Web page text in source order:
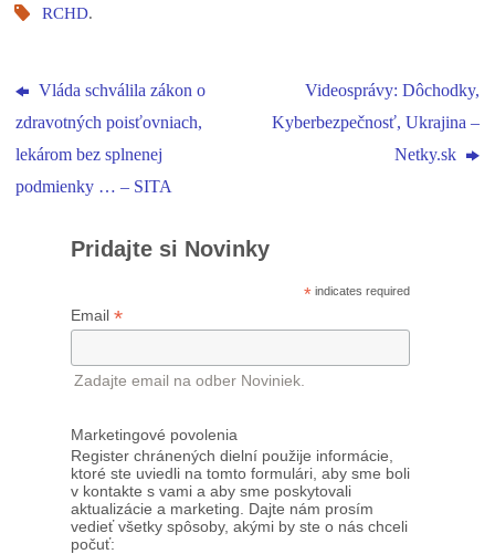
RCHD.
Vláda schválila zákon o
zdravotných poisťovniach,
lekárom bez splnenej
podmienky … – SITA
Videosprávy: Dôchodky,
Kyberbezpečnosť, Ukrajina –
Netky.sk
Pridajte si Novinky
* indicates required
Email *
Zadajte email na odber Noviniek.
Marketingové povolenia
Register chránených dielní použije informácie,
ktoré ste uviedli na tomto formulári, aby sme boli
v kontakte s vami a aby sme poskytovali
aktualizácie a marketing. Dajte nám prosím
vedieť všetky spôsoby, akými by ste o nás chceli
počuť: